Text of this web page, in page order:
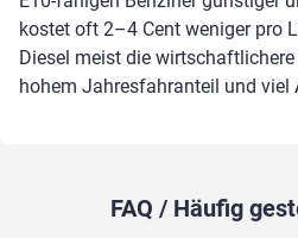
kostet oft 2–4 Cent weniger pro
Diesel meist die
hohem Jahresfahranteil und viel
FAQ / Häufig